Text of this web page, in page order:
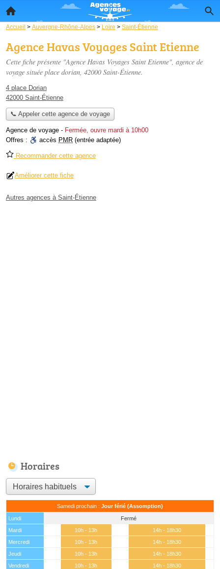
Accueil > Auvergne-Rhône-Alpes > Loire > Saint-Étienne
Agence Havas Voyages Saint Etienne
Cette fiche présente "Agence Havas Voyages Saint Etienne", agence de
voyage située place dorian, 42000 Saint-Étienne.
4 place Dorian
42000 Saint-Étienne
📞 Appeler cette agence de voyage
Agence de voyage - Fermée, ouvre mardi à 10h00
Offres :
accès PMR (entrée adaptée)
Recommander cette agence
Améliorer cette fiche
Autres agences à Saint-Étienne
Horaires
Samedi prochain : Jour férié (Assomption)
Lundi
Fermé
Mardi
10h - 13h
14h - 18h30
Mercredi
10h - 13h
14h - 18h30
Jeudi
10h - 13h
14h - 18h30
Vendredi
10h - 13h
14h - 18h30